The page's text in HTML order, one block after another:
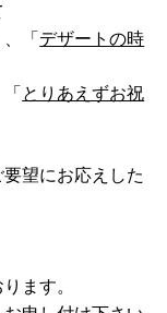
、「 デザートの時
とりあえずお祝
望にお応えした
ます。